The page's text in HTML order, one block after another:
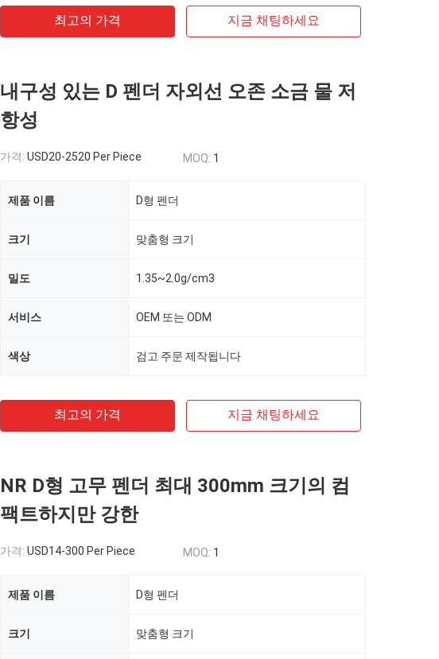
최고의 가격 지금 채팅하세요
내구성 있는 D 펜더 자외선 오존 소금 물 저
항성
가격: USD20-2520 Per Piece MOQ: 1
제품 이름 D형 펜더
크기 맞춤형 크기
밀도 1.35~2.0g/cm3
서비스 OEM 또는 ODM
색상 검고 주문 제작됩니다
최고의 가격 지금 채팅하세요
NR D형 고무 펜더 최대 300mm 크기의 컴
팩트하지만 강한
가격: USD14-300 Per Piece MOQ: 1
제품 이름 D형 펜더
크기 맞춤형 크기